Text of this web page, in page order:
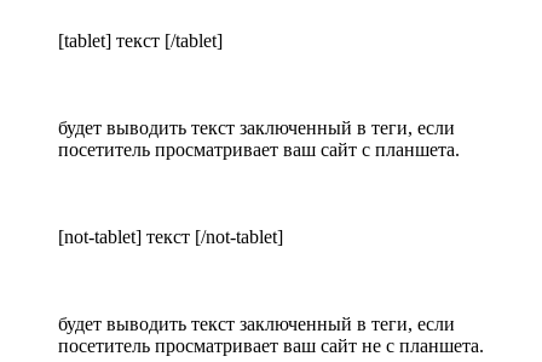
[tablet] текст [/tablet]
будет выводить текст заключенный в теги, если
посетитель просматривает ваш сайт с планшета.
[not-tablet] текст [/not-tablet]
будет выводить текст заключенный в теги, если
посетитель просматривает ваш сайт не с планшета.